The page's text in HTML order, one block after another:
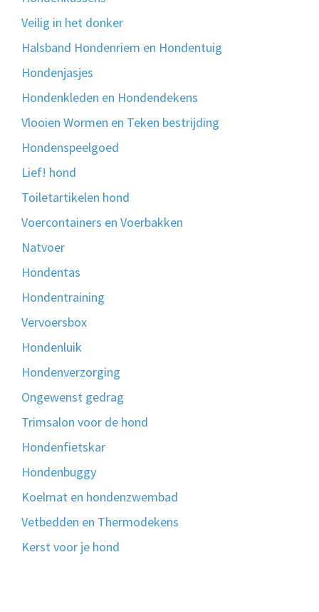
Veilig in het donker
Halsband Hondenriem en Hondentuig
Hondenjasjes
Hondenkleden en Hondendekens
Vlooien Wormen en Teken bestrijding
Hondenspeelgoed
Lief! hond
Toiletartikelen hond
Voercontainers en Voerbakken
Natvoer
Hondentas
Hondentraining
Vervoersbox
Hondenluik
Hondenverzorging
Ongewenst gedrag
Trimsalon voor de hond
Hondenfietskar
Hondenbuggy
Koelmat en hondenzwembad
Vetbedden en Thermodekens
Kerst voor je hond